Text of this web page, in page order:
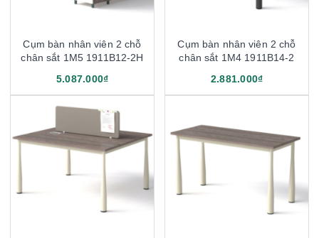
Cụm bàn nhân viên 2 chỗ
chân sắt 1M5 1911B12-2H
5.087.000₫
Cụm bàn nhân viên 2 chỗ
chân sắt 1M4 1911B14-2
2.881.000₫